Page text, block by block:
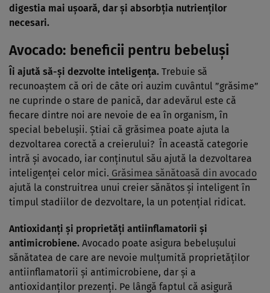
digestia mai uşoară, dar şi absorbţia nutrienţilor
necesari.
Avocado: beneficii pentru bebeluşi
Îi ajută să-şi dezvolte inteligenţa. Trebuie să
recunoaştem că ori de câte ori auzim cuvântul ”grăsime”
ne cuprinde o stare de panică, dar adevărul este că
fiecare dintre noi are nevoie de ea în organism, în
special bebeluşii. Ştiai că grăsimea poate ajuta la
dezvoltarea corectă a creierului? În această categorie
intră şi avocado, iar conţinutul său ajută la dezvoltarea
inteligenţei celor mici. Grăsimea sănătoasă din avocado
ajută la construitrea unui creier sănătos şi inteligent în
timpul stadiilor de dezvoltare, la un potenţial ridicat.
Antioxidanţi şi proprietăţi antiinflamatorii şi
antimicrobiene. Avocado poate asigura bebeluşului
sănătatea de care are nevoie mulţumită proprietăţilor
antiinflamatorii şi antimicrobiene, dar şi a
antioxidanţilor prezenţi. Pe lângă faptul că asigură